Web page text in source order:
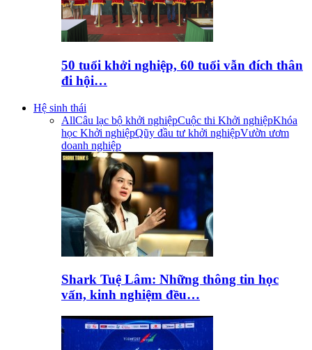
50 tuổi khởi nghiệp, 60 tuổi vẫn đích thân
đi hội…
Hệ sinh thái
AllCâu lạc bộ khởi nghiệpCuộc thi Khởi nghiệpKhóa
học Khởi nghiệpQũy đầu tư khởi nghiệpVườn ươm
doanh nghiệp
Shark Tuệ Lâm: Những thông tin học
vấn, kinh nghiệm đều…